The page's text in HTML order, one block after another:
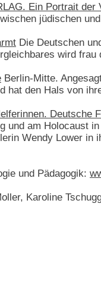
Ein Portrait der
jüdischen
Die Deutschen
wird
Berlin-Mitte.
hat den Hals von
Deutsche
und am Holocaust
Wendy Lower in
und Pädagogik:
Karoline